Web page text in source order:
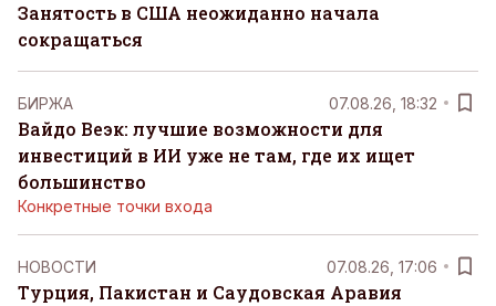
Занятость в США неожиданно начала
сокращаться
БИРЖА 07.08.26, 18:32
Вайдо Веэк: лучшие возможности для
инвестиций в ИИ уже не там, где их ищет
большинство
Конкретные точки входа
НОВОСТИ 07.08.26, 17:06
Турция, Пакистан и Саудовская Аравия